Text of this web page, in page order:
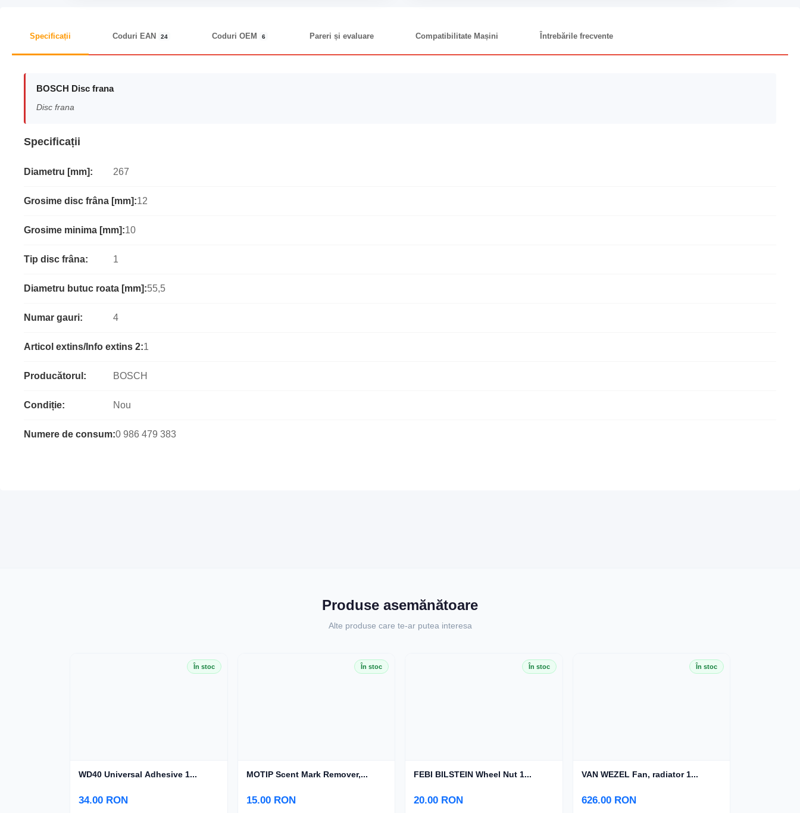
Specificații Coduri EAN 24 Coduri OEM 6 Pareri și evaluare Compatibilitate Mașini Întrebările frecvente
BOSCH Disc frana
Disc frana
Specificații
Diametru [mm]: 267
Grosime disc frâna [mm]:12
Grosime minima [mm]:10
Tip disc frâna: 1
Diametru butuc roata [mm]:55,5
Numar gauri: 4
Articol extins/Info extins 2:1
Producătorul: BOSCH
Condiție: Nou
Numere de consum:0 986 479 383
Produse asemănătoare
Alte produse care te-ar putea interesa
În stoc
WD40 Universal Adhesive 1...
34.00 RON
În stoc
MOTIP Scent Mark Remover,...
15.00 RON
În stoc
FEBI BILSTEIN Wheel Nut 1...
20.00 RON
În stoc
VAN WEZEL Fan, radiator 1...
626.00 RON